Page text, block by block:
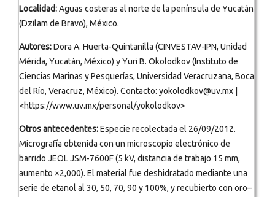
Localidad:Aguas costeras al norte de la península de Yucatán
(Dzilam de Bravo), México.
Autores:Dora A. Huerta-Quintanilla (CINVESTAV-IPN, Unidad
Mérida, Yucatán, México) y Yuri B. Okolodkov (Instituto de
Ciencias Marinas y Pesquerías, Universidad Veracruzana, Boca
del Río, Veracruz, México). Contacto: yokolodkov@uv.mx |
<https://www.uv.mx/personal/yokolodkov>
Otros antecedentes:Especie recolectada el 26/09/2012.
Micrografía obtenida con un microscopio electrónico de
barrido JEOL JSM-7600F (5 kV, distancia de trabajo 15 mm,
aumento ×2,000). El material fue deshidratado mediante una
serie de etanol al 30, 50, 70, 90 y 100%, y recubierto con oro–